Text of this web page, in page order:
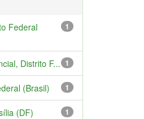
1
Federal
1
Distrito F...
1
(Brasil)
1
(DF)